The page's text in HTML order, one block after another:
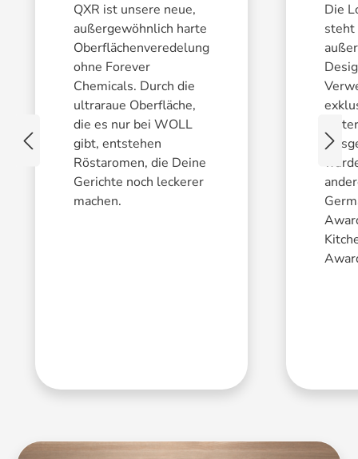
QXR ist unsere neue,
außergewöhnlich harte
Oberflächenveredelung
ohne Forever
Chemicals. Durch die
ultraraue Oberfläche,
die es nur bei WOLL
gibt, entstehen
Röstaromen, die Deine
Gerichte noch leckerer
machen.
Die
steht